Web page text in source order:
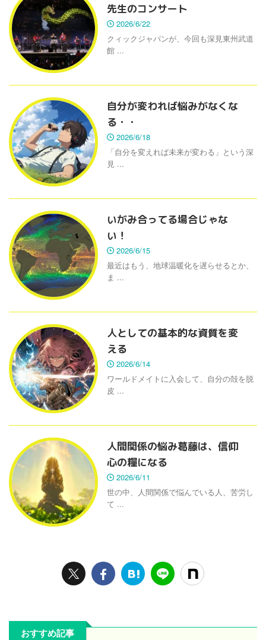
先生のコンサート
2026/6/22
クィックジャパンが、今回も深見東州武道
館 ...
自分が変われば悩みがなくな
る・・
2026/6/18
「自分を変えれば未来が変わる」という深
見 ...
いがみ合ってる場合じゃな
い！
2026/6/15
最近はもう、地球温暖化を遅らせるとか、
ま ...
人としての基本的な資質を変
える
2026/6/14
ワールドメイトに入会して、自分の殻を脱
皮 ...
人間関係の悩み葛藤は、信仰
心の糧になる
2026/6/11
世の中、人間関係で悩んでいる人、苦労し
て ...
おすすめ記事